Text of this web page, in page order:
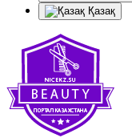
Қазақ